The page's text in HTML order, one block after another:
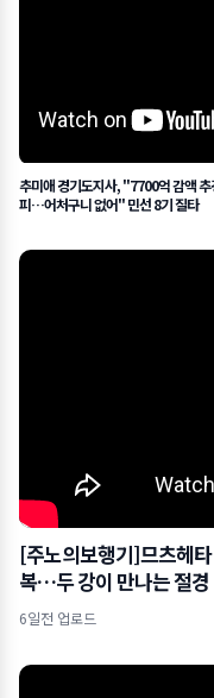
추미애 경기도지사, "7700억 감액 추
피…어처구니 없어" 민선 8기 질타
[주노의보행기]므츠헤
복…두 강이 만나는 절경
6일전 업로드